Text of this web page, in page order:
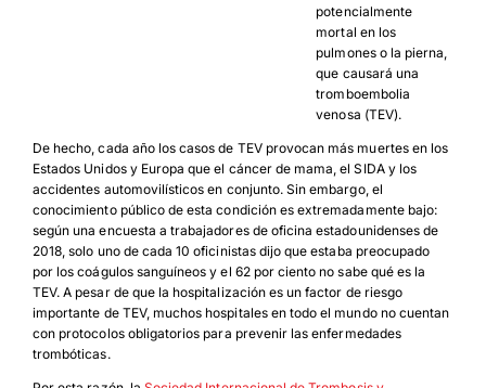
potencialmente
mortal en los
pulmones o la pierna,
que causará una
tromboembolia
venosa (TEV).
De hecho, cada año los casos de TEV provocan más muertes en los
Estados Unidos y Europa que el cáncer de mama, el SIDA y los
accidentes automovilísticos en conjunto. Sin embargo, el
conocimiento público de esta condición es extremadamente bajo:
según una encuesta a trabajadores de oficina estadounidenses de
2018, solo uno de cada 10 oficinistas dijo que estaba preocupado
por los coágulos sanguíneos y el 62 por ciento no sabe qué es la
TEV. A pesar de que la hospitalización es un factor de riesgo
importante de TEV, muchos hospitales en todo el mundo no cuentan
con protocolos obligatorios para prevenir las enfermedades
trombóticas.